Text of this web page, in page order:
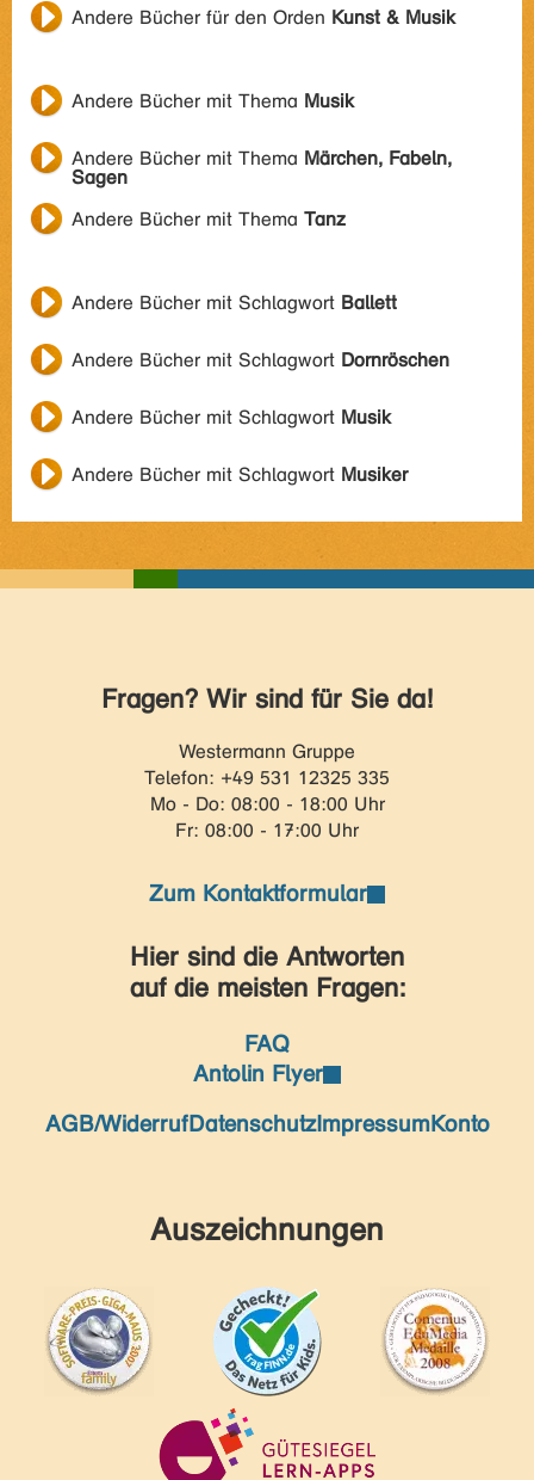
Andere Bücher für den Orden Kunst & Musik
Andere Bücher mit Thema Musik
Andere Bücher mit Thema Märchen, Fabeln,
Sagen
Andere Bücher mit Thema Tanz
Andere Bücher mit Schlagwort Ballett
Andere Bücher mit Schlagwort Dornröschen
Andere Bücher mit Schlagwort Musik
Andere Bücher mit Schlagwort Musiker